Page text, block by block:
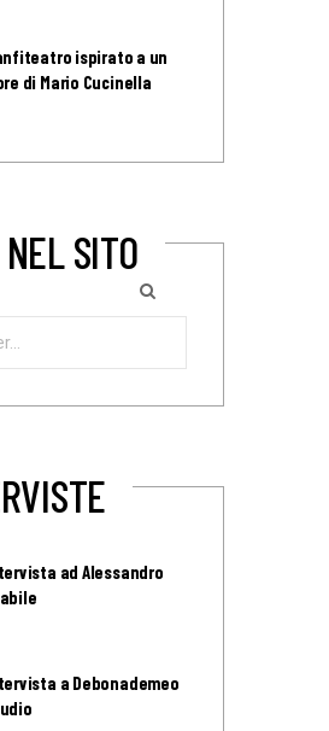
ispirato a un
di Mario Cucinella
SITO
ad Alessandro
a Debonademeo